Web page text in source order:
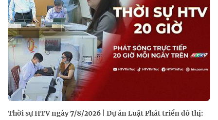
Thời sự HTV ngày 7/8/2026 | Dự án Luật Phát triển đô thị: